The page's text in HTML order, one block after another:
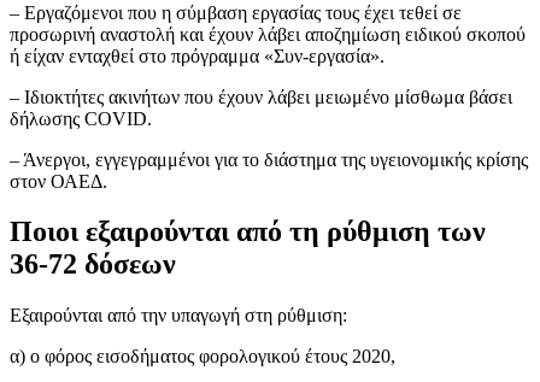
– Εργαζόμενοι που η σύμβαση εργασίας τους έχει τεθεί σε
προσωρινή αναστολή και έχουν λάβει αποζημίωση ειδικού σκοπού
ή είχαν ενταχθεί στο πρόγραμμα «Συν-εργασία».
– Ιδιοκτήτες ακινήτων που έχουν λάβει μειωμένο μίσθωμα βάσει
δήλωσης COVID.
– Άνεργοι, εγγεγραμμένοι για το διάστημα της υγειονομικής κρίσης
στον ΟΑΕΔ.
Ποιοι εξαιρούνται από τη ρύθμιση των
36-72 δόσεων
Εξαιρούνται από την υπαγωγή στη ρύθμιση:
α) ο φόρος εισοδήματος φορολογικού έτους 2020,